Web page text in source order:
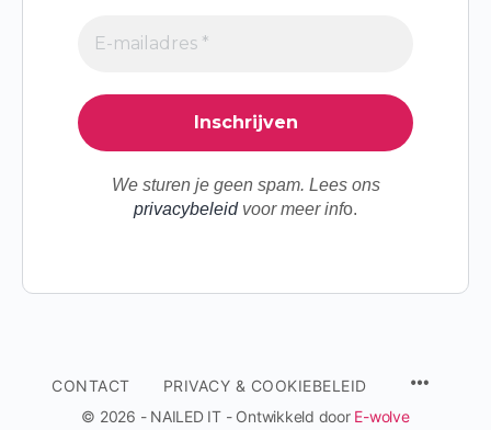
We sturen je geen spam. Lees ons
privacybeleidvoor meer info.
CONTACT PRIVACY & COOKIEBELEID
© 2026 - NAILED IT - Ontwikkeld door E-wolve